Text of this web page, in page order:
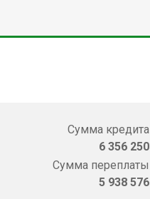
Сумма кредита
6 356 250
Сумма переплаты
5 938 576